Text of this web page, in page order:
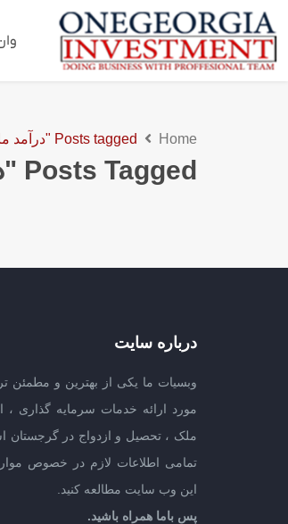
Home Posts tagged "درآمد ماهیانه در گرجستان"
Posts Tagged "درآمد ماهیانه در گرجستان"
درباره سایت
وبسیات ما یکی از بهترین و مطمئن
مورد ارائه خدمات سرمایه گذاری ،
ملک ، تحصیل و ازدواج در گرجستان
تمامی اطلاعات لازم در خصوص
این وب سایت مطالعه کنید.
پس باما همراه باشید.